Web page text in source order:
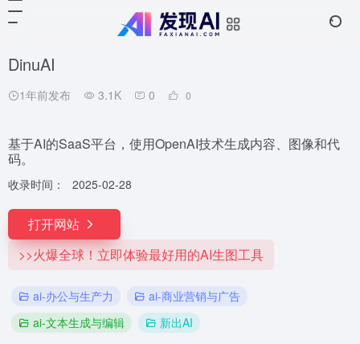
DinuAI
1年前发布 3.1K 0 0
基于AI的SaaS平台，使用OpenAI技术生成内容、图像和代
码。
收录时间： 2025-02-28
打开网站
>>火爆全球！立即体验最好用的AI生图工具
ai-办公与生产力
ai-商业营销与广告
ai-文本生成与编辑
新出AI